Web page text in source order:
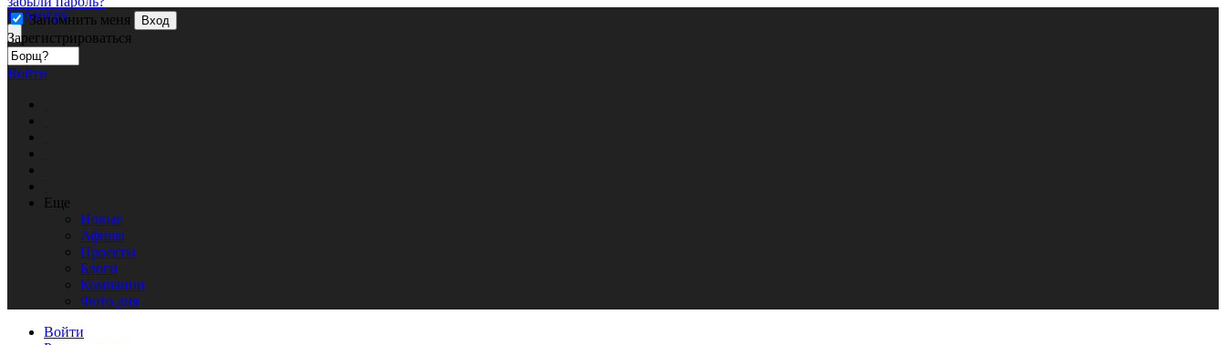
Запомнить меня
Вход
Зарегистрироваться
Кублог.ру
Войти
Еще
Новые
Афиша
Проекты
Блоги
Компании
Фото дня
Войти